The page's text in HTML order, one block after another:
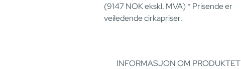
(9147NOKekskl. MVA) * Prisende er
veiledende cirkapriser.
INFORMASJON OM PRODUKTET